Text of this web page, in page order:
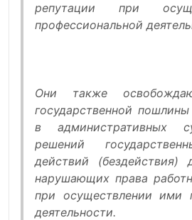
репутации при
профессиональной
Они также
государственной
в административных
решений
действий (бездействия)
нарушающих права
при осуществлении ими
деятельности.